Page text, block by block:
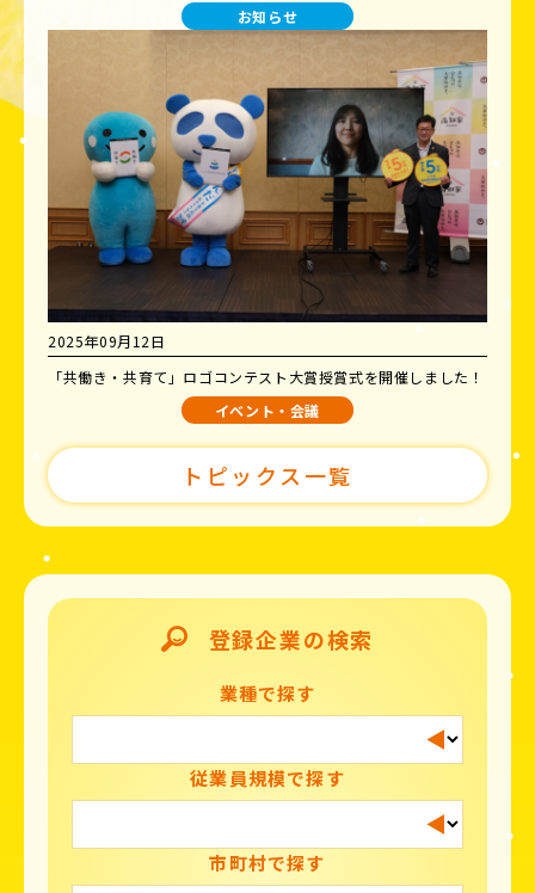
お知らせ
2025年09月12日
「共働き・共育て」ロゴコンテスト大賞授賞式を開催しました！
イベント・会議
トピックス一覧
登録企業の検索
業種で探す
従業員規模で探す
市町村で探す